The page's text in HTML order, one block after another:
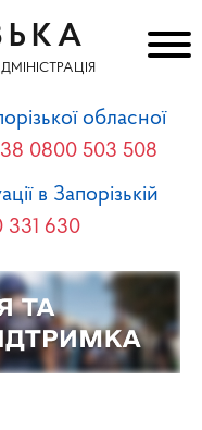
обласної
0800 503 508
в Запорізькій
331 630